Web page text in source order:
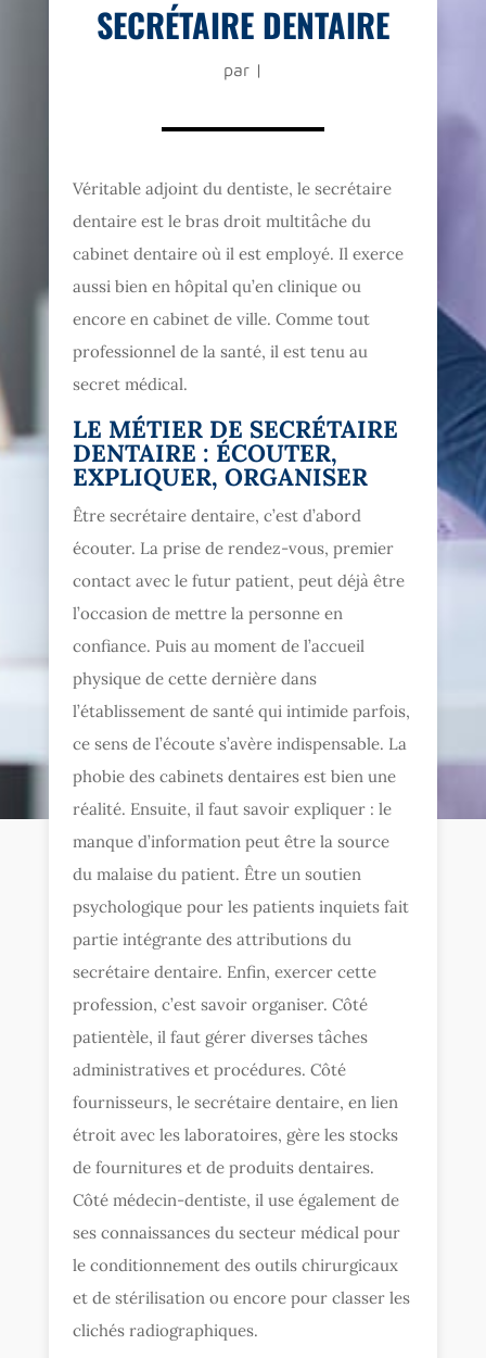
SECRÉTAIRE DENTAIRE
par |
Véritable adjoint du dentiste, le secrétaire
dentaire est le bras droit multitâche du
cabinet dentaire où il est employé. Il exerce
aussi bien en hôpital qu’en clinique ou
encore en cabinet de ville. Comme tout
professionnel de la santé, il est tenu au
secret médical.
LE MÉTIER DE SECRÉTAIRE
DENTAIRE : ÉCOUTER,
EXPLIQUER, ORGANISER
Être secrétaire dentaire, c’est d’abord
écouter. La prise de rendez-vous, premier
contact avec le futur patient, peut déjà être
l’occasion de mettre la personne en
confiance. Puis au moment de l’accueil
physique de cette dernière dans
l’établissement de santé qui intimide parfois,
ce sens de l’écoute s’avère indispensable. La
phobie des cabinets dentaires est bien une
réalité. Ensuite, il faut savoir expliquer : le
manque d’information peut être la source
du malaise du patient. Être un soutien
psychologique pour les patients inquiets fait
partie intégrante des attributions du
secrétaire dentaire. Enfin, exercer cette
profession, c’est savoir organiser. Côté
patientèle, il faut gérer diverses tâches
administratives et procédures. Côté
fournisseurs, le secrétaire dentaire, en lien
étroit avec les laboratoires, gère les stocks
de fournitures et de produits dentaires.
Côté médecin-dentiste, il use également de
ses connaissances du secteur médical pour
le conditionnement des outils chirurgicaux
et de stérilisation ou encore pour classer les
clichés radiographiques.